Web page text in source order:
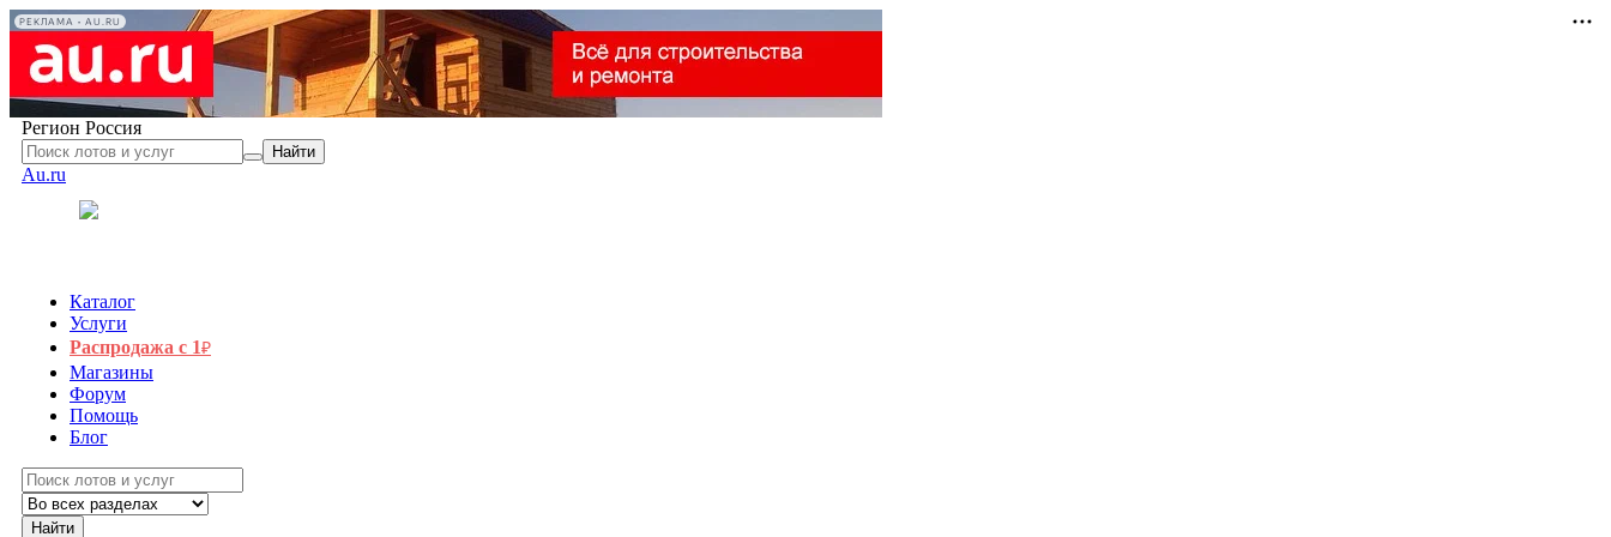
РЕКЛАМА • AU.RU
Регион Россия
Найти
Au.ru
Каталог
Услуги
Распродажа с 1₽
Магазины
Форум
Помощь
Блог
Найти